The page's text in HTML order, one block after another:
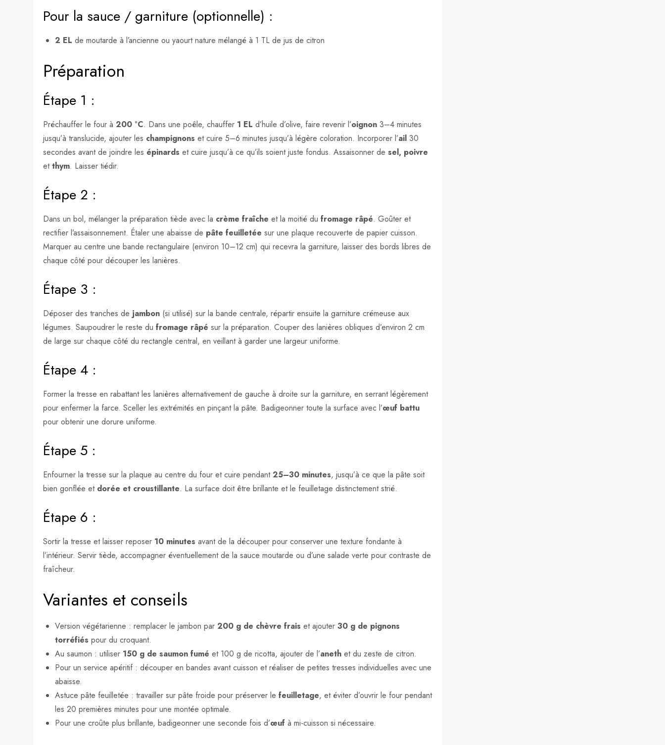
Pour la sauce / garniture (optionnelle) :
2 EL de moutarde à l’ancienne ou yaourt nature mélangé à 1 TL de jus de citron
Préparation
Étape 1 :
Préchauffer le four à200 °C. Dans une poêle, chauffer 1 EL d’huile d’olive, faire revenir l’oignon 3–4 minutes
jusqu’à translucide, ajouter les champignons et cuire 5–6 minutes jusqu’à légère coloration. Incorporer l’ail 30
secondes avant de joindre les épinards et cuire jusqu’à ce qu’ils soient juste fondus. Assaisonner desel, poivre
etthym. Laisser tiédir.
Étape 2 :
Dans un bol, mélanger la préparation tiède avec la crème fraîche et la moitié dufromage râpé. Goûter et
rectifier l’assaisonnement. Étaler une abaisse de pâte feuilletée sur une plaque recouverte de papier cuisson.
Marquer au centre une bande rectangulaire (environ 10–12 cm) qui recevra la garniture, laisser des bords libres de
chaque côté pour découper les lanières.
Étape 3 :
Déposer des tranches de jambon (si utilisé) sur la bande centrale, répartir ensuite la garniture crémeuse aux
légumes. Saupoudrer le reste dufromage râpé sur la préparation. Couper des lanières obliques d’environ 2 cm
de large sur chaque côté du rectangle central, en veillant à garder une largeur uniforme.
Étape 4 :
Former la tresse en rabattant les lanières alternativement de gauche à droite sur la garniture, en serrant légèrement
pour enfermer la farce. Sceller les extrémités en pinçant la pâte. Badigeonner toute la surface avec l’œuf battu
pour obtenir une dorure uniforme.
Étape 5 :
Enfourner la tresse sur la plaque au centre du four et cuire pendant25–30 minutes, jusqu’à ce que la pâte soit
bien gonflée et dorée et croustillante. La surface doit être brillante et le feuilletage distinctement strié.
Étape 6 :
Sortir la tresse et laisser reposer 10 minutes avant de la découper pour conserver une texture fondante à
l’intérieur. Servir tiède, accompagner éventuellement de la sauce moutarde ou d’une salade verte pour contraste de
fraîcheur.
Variantes et conseils
Version végétarienne : remplacer le jambon par200 g de chèvre frais et ajouter30 g de pignons
torréfiés pour du croquant.
Au saumon : utiliser 150 g de saumon fumé et 100 g de ricotta, ajouter de l’aneth et du zeste de citron.
Pour un service apéritif : découper en bandes avant cuisson et réaliser de petites tresses individuelles avec une
abaisse.
Astuce pâte feuilletée : travailler sur pâte froide pour préserver lefeuilletage, et éviter d’ouvrir le four pendant
les 20 premières minutes pour une montée optimale.
Pour une croûte plus brillante, badigeonner une seconde fois d’œuf à mi-cuisson si nécessaire.